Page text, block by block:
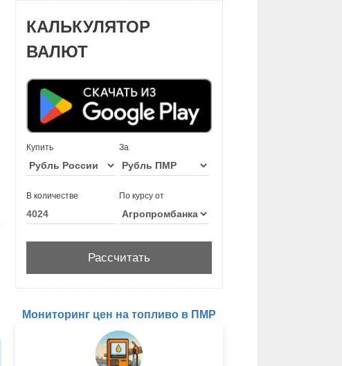
КАЛЬКУЛЯТОР
ВАЛЮТ
Купить За
В количестве По курсу от
Мониторинг цен на топливо в ПМР